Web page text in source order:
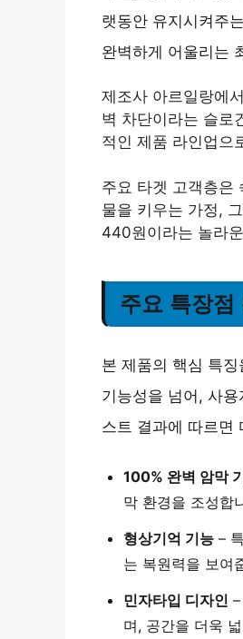
랫동안 유지시켜주
완벽하게 어울리는
제조사 아르일랑에
벽 차단이라는 슬로
적인 제품 라인업으
주요 타겟 고객층은
물을 키우는 가정,
440원이라는 놀라
주요 특장점
본 제품의 핵심 특
기능성을 넘어, 사
스트 결과에 따르면
100% 완벽 암막
막 환경을 조성합
형상기억 기능 –
는 복원력을 보여
민자타입 디자인
며, 공간을 더욱